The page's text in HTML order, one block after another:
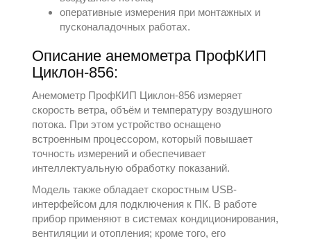
оперативные измерения при монтажных и
пусконаладочных работах.
Описание анемометра ПрофКИП
Циклон-856:
Анемометр ПрофКИП Циклон-856 измеряет
скорость ветра, объём и температуру воздушного
потока. При этом устройство оснащено
встроенным процессором, который повышает
точность измерений и обеспечивает
интеллектуальную обработку показаний.
Модель также обладает скоростным USB-
интерфейсом для подключения к ПК. В работе
прибор применяют в системах кондиционирования,
вентиляции и отопления; кроме того, его